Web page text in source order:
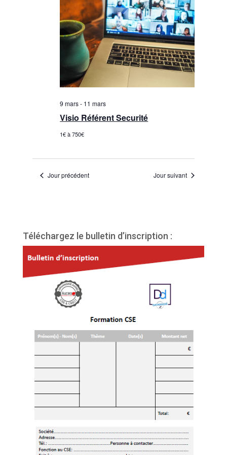
9 mars- 11 mars
Visio Référent Securité
1€ à 750€
Jour précédent Jour suivant
Téléchargez le bulletin d’inscription :